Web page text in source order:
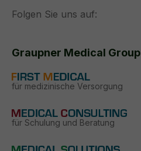
Folgen Sie uns auf:
Graupner Medical Group
für medizinische Versorgung
für Schulung und Beratung